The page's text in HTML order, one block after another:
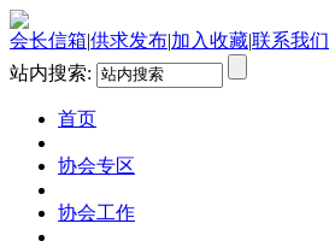
会长信箱|供求发布|加入收藏|联系我们
站内搜索:
首页
协会专区
协会工作